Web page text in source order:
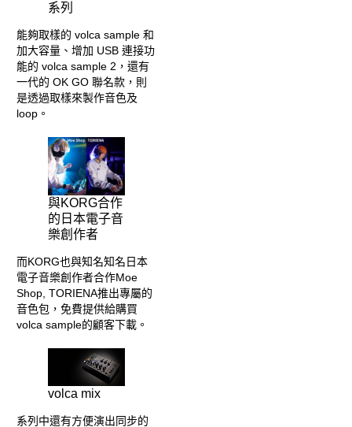
系列
能夠取樣的 volca sample 和
加大容量、增加 USB 連接功
能的 volca sample 2，還有
一代的 OK GO 聯名款，則
是透過取樣來製作音色及
loop。
與KORG合作
的日本電子音
樂創作者
而KORG也與知名知名日本
電子音樂創作者合作Moe
Shop, TORIENA推出專屬的
音色包，免費提供給購買
volca sample的顧客下載。
volca mix
系列中還有方便演出同步的